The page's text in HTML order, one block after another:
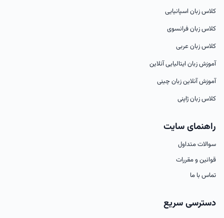
کلاس زبان اسپانیایی
کلاس زبان فرانسوی
کلاس زبان عربی
آموزش زبان ایتالیایی آنلاین
آموزش آنلاین زبان چینی
کلاس زبان ژاپنی
راهنمای سایت
سوالات متداول
قوانین و مقررات
تماس با ما
دسترسی سریع